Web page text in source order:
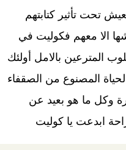
تحت تأثير كتابتهم
الا معهم فكوليت في
المترعين بالامل أولئك
المصنوع من الصقفاء
وكل ما هو بعيد عن
ابدعت يا كوليت